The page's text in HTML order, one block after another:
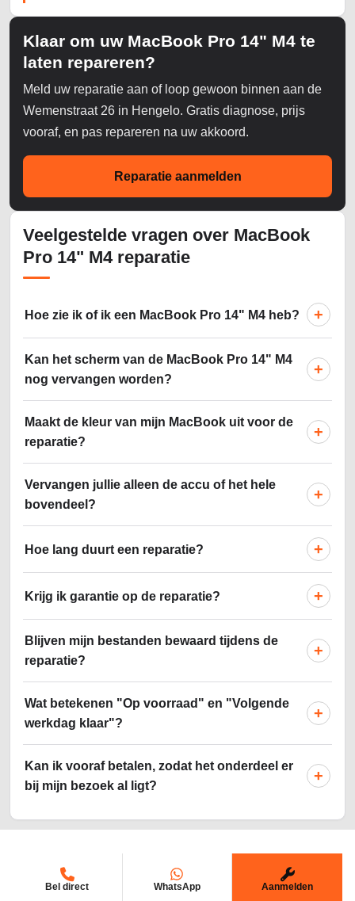
Klaar om uw MacBook Pro 14" M4 te
laten repareren?
Meld uw reparatie aan of loop gewoon binnen aan de
Wemenstraat 26 in Hengelo. Gratis diagnose, prijs
vooraf, en pas repareren na uw akkoord.
Reparatie aanmelden
Veelgestelde vragen over MacBook
Pro 14" M4 reparatie
Hoe zie ik of ik een MacBook Pro 14" M4 heb? +
Kan het scherm van de MacBook Pro 14" M4
nog vervangen worden?
+
Maakt de kleur van mijn MacBook uit voor de
reparatie?
+
Vervangen jullie alleen de accu of het hele
bovendeel?
+
Hoe lang duurt een reparatie? +
Krijg ik garantie op de reparatie? +
Blijven mijn bestanden bewaard tijdens de
reparatie?
+
Wat betekenen "Op voorraad" en "Volgende
werkdag klaar"?
+
Kan ik vooraf betalen, zodat het onderdeel er
bij mijn bezoek al ligt?
+
Bel direct WhatsApp Aanmelden